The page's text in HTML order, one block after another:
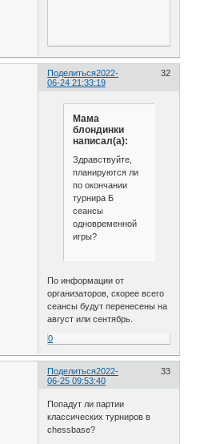
Поделиться 32
2022-
06-24 21:33:19
Мама
блондинки
написал(а):
Здравствуйте,
планируются ли
по окончании
турнира Б
сеансы
одновременной
игры?
По информации от
организаторов, скорее всего
сеансы будут перенесены на
август или сентябрь.
0
Поделиться 33
2022-
06-25 09:53:40
Попадут ли партии
классических турниров в
chessbase?